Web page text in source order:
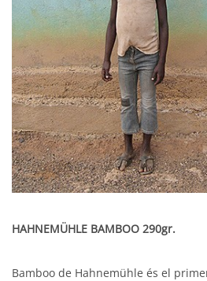
HAHNEMÜHLE BAMBOO 290gr.
Bamboo de Hahnemühle és el